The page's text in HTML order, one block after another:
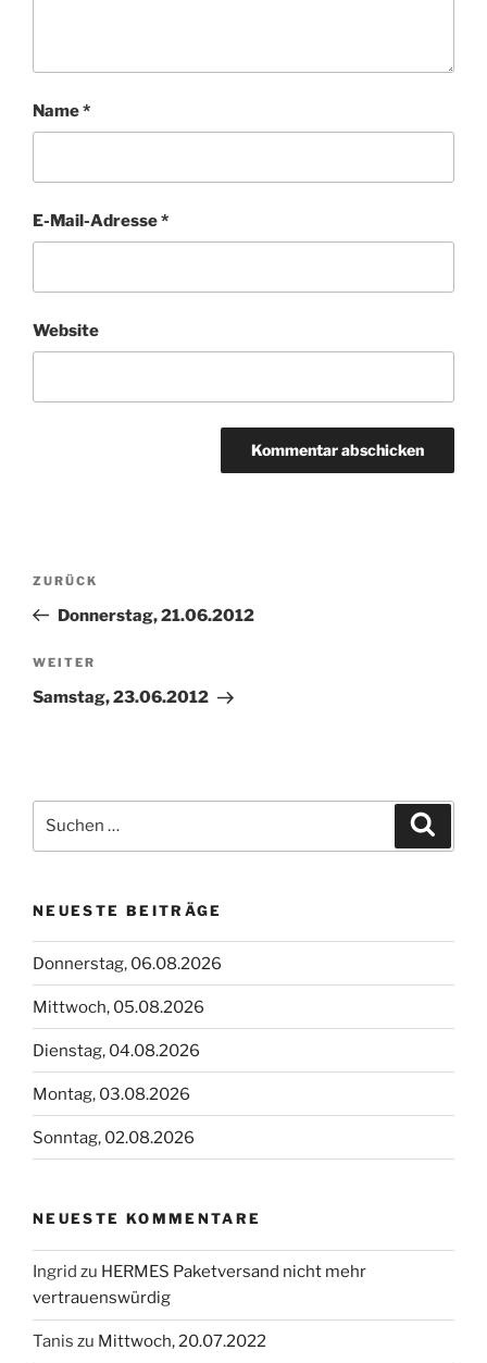
Name*
E-Mail-Adresse*
Website
Beitragsnavigation
Vorheriger
Beitrag
ZURÜCK
Donnerstag, 21.06.2012
Nächster
Beitrag
WEITER
Samstag, 23.06.2012
nach:
NEUESTE BEITRÄGE
Donnerstag, 06.08.2026
Mittwoch, 05.08.2026
Dienstag, 04.08.2026
Montag, 03.08.2026
Sonntag, 02.08.2026
NEUESTE KOMMENTARE
Ingrid zu HERMES Paketversand nicht mehr
vertrauenswürdig
Tanis zu Mittwoch, 20.07.2022